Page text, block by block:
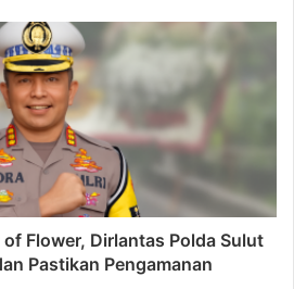
Flower, Dirlantas Polda Sulut
Pastikan Pengamanan